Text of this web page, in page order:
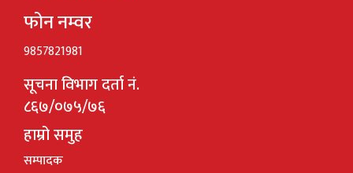
फोन नम्वर
9857821981
सूचना विभाग दर्ता नं.
८६७/०७५/७६
हाम्रो समुह
सम्पादक